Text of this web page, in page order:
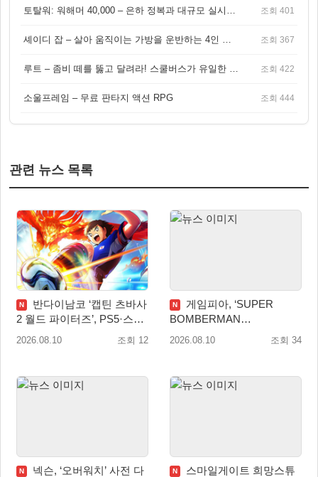
토탈워: 워해머 40,000 – 은하 정복과 대규모 실시간 전투가 결합된 전략 게임! 조회 401
셰이디 잡 – 살아 움직이는 가방을 운반하는 4인 협동 물리 어드벤처 게임 조회 367
루트 – 좀비 떼를 뚫고 달려라! 스쿨버스가 유일한 집이 되는 4인 협동 생존 게임 조회 422
소울프레임 – 무료 판타지 액션 RPG 조회 444
관련 뉴스 목록
N
반다이남코 ‘캡틴 츠바사
2 월드 파이터즈’, PS5·스위
치 패키지 선주문 실시
2026.08.10 조회 12
N
게임피아, ‘SUPER
BOMBERMAN
COLLECTION’ PS5·스위치
2026.08.10 조회 34
N
넥슨, ‘오버워치’ 사전 다
N
스마일게이트 희망스튜